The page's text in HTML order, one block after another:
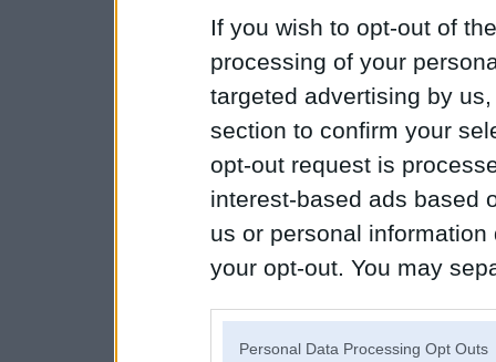
If you wish to opt-out of
processing of your
targeted advertising by
section to confirm your
opt-out request is
interest-based ads based
us or personal
your opt-out. You may
Personal Data Processing Opt Outs